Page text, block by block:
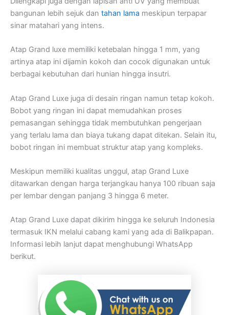
bangunan lebih sejuk dan tahan lama meskipun terpapar
sinar matahari yang intens.
Atap Grand luxe memiliki ketebalan hingga 1 mm, yang
artinya atap ini dijamin kokoh dan cocok digunakan untuk
berbagai kebutuhan dari hunian hingga insutri.
Atap Grand Luxe juga di desain ringan namun tetap kokoh.
Bobot yang ringan ini dapat memudahkan proses
pemasangan sehingga tidak membutuhkan pengerjaan
yang terlalu lama dan biaya tukang dapat ditekan. Selain itu,
bobot ringan ini membuat struktur atap yang kompleks.
Meskipun memiliki kualitas unggul, atap Grand Luxe
ditawarkan dengan harga terjangkau hanya 100 ribuan saja
per lembar dengan panjang 3 hingga 6 meter.
Atap Grand Luxe dapat dikirim hingga ke seluruh Indonesia
termasuk IKN melalui cabang kami yang ada di Balikpapan.
Informasi lebih lanjut dapat menghubungi WhatsApp
berikut.